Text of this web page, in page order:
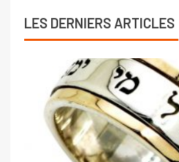
LES DERNIERS ARTICLES